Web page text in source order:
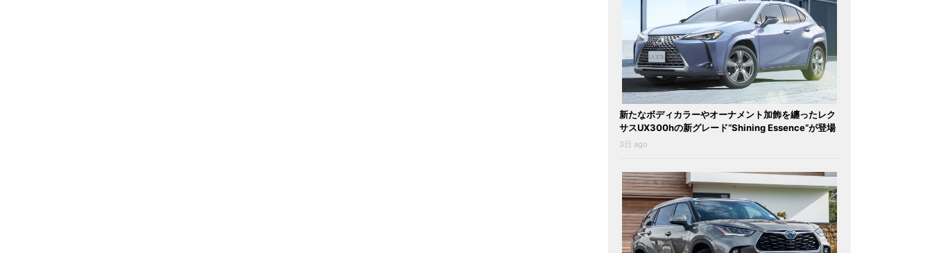
新たなボディカラーやオーナメント加飾を纏ったレク
サスUX300hの新グレード“Shining Essence”が登場
3日 ago